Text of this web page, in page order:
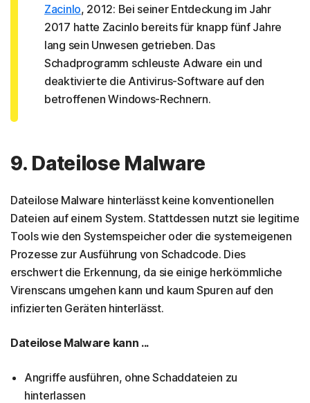
Zacinlo, 2012: Bei seiner Entdeckung im Jahr
2017 hatte Zacinlo bereits für knapp fünf Jahre
lang sein Unwesen getrieben. Das
Schadprogramm schleuste Adware ein und
deaktivierte die Antivirus-Software auf den
betroffenen Windows-Rechnern.
9. Dateilose Malware
Dateilose Malware hinterlässt keine konventionellen
Dateien auf einem System. Stattdessen nutzt sie legitime
Tools wie den Systemspeicher oder die systemeigenen
Prozesse zur Ausführung von Schadcode. Dies
erschwert die Erkennung, da sie einige herkömmliche
Virenscans umgehen kann und kaum Spuren auf den
infizierten Geräten hinterlässt.
Dateilose Malware kann ...
Angriffe ausführen, ohne Schaddateien zu
hinterlassen